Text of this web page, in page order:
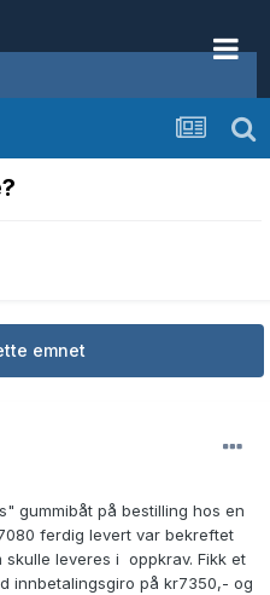
emnet
gummibåt på bestilling hos en
ferdig levert var bekreftet
leveres i oppkrav. Fikk et
innbetalingsgiro på kr7350,- og